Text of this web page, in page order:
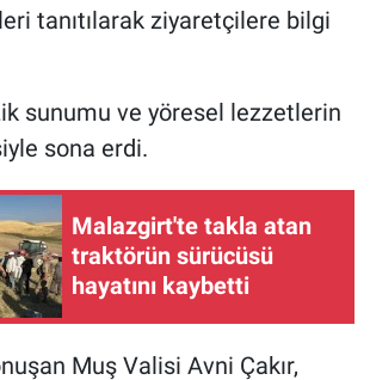
tanıtılarak ziyaretçilere bilgi
sunumu ve yöresel lezzetlerin
sona erdi.
Malazgirt'te takla atan
traktörün sürücüsü
hayatını kaybetti
Muş Valisi Avni Çakır,